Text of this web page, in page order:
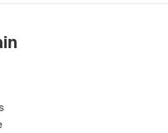
pièce moins encombrée, en